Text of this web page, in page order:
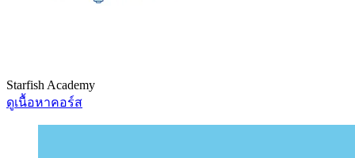
Starfish Academy
ดูเนื้อหาคอร์ส